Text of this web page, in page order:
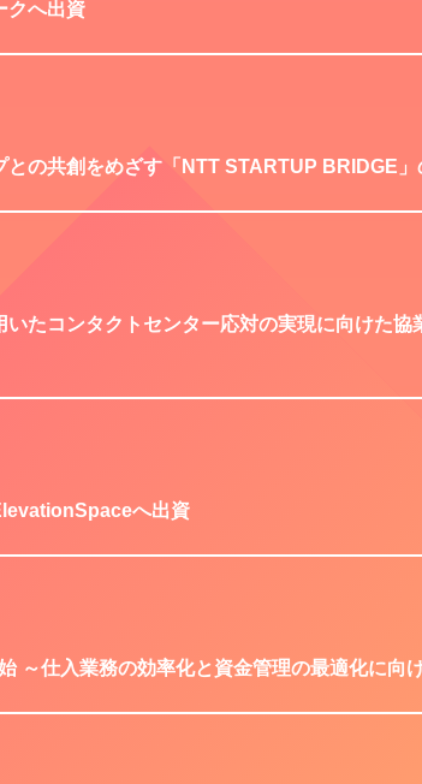
クへ出資
の共創をめざす「NTT STARTUP BRIDGE
たコンタクトセンター応対の実現に向けた協
へ出資
～仕入業務の効率化と資金管理の最適化に向